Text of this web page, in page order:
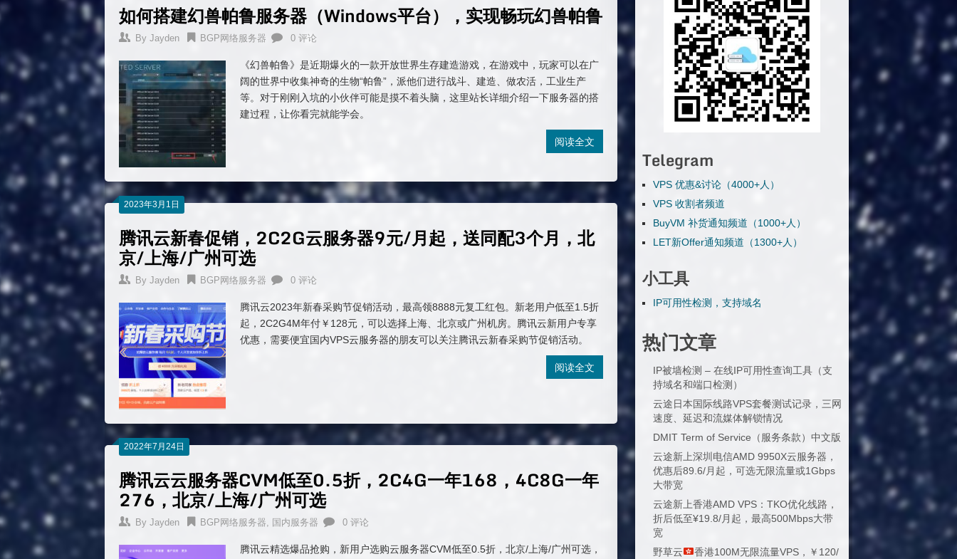
如何搭建幻兽帕鲁服务器（Windows平台），实现畅玩幻兽帕鲁
By Jayden BGP网络服务器 0 评论
《幻兽帕鲁》是近期爆火的一款开放世界生存建造游戏，在游戏中，玩家可以在广
阔的世界中收集神奇的生物“帕鲁”，派他们进行战斗、建造、做农活，工业生产
等。对于刚刚入坑的小伙伴可能是摸不着头脑，这里站长详细介绍一下服务器的搭
建过程，让你看完就能学会。
阅读全文
2023年3月1日
腾讯云新春促销，2C2G云服务器9元/月起，送同配3个月，北
京/上海/广州可选
By Jayden BGP网络服务器 0 评论
腾讯云2023年新春采购节促销活动，最高领8888元复工红包。新老用户低至1.5折
起，2C2G4M年付￥128元，可以选择上海、北京或广州机房。腾讯云新用户专享
优惠，需要便宜国内VPS云服务器的朋友可以关注腾讯云新春采购节促销活动。
阅读全文
2022年7月24日
腾讯云云服务器CVM低至0.5折，2C4G一年168，4C8G一年
276，北京/上海/广州可选
By Jayden BGP网络服务器, 国内服务器 0 评论
腾讯云精选爆品抢购，新用户选购云服务器CVM低至0.5折，北京/上海/广州可选，
Telegram
VPS 优惠&讨论（4000+人）
VPS 收割者频道
BuyVM 补货通知频道（1000+人）
LET新Offer通知频道（1300+人）
小工具
IP可用性检测，支持域名
热门文章
IP被墙检测 – 在线IP可用性查询工具（支
持域名和端口检测）
云途日本国际线路VPS套餐测试记录，三网
速度、延迟和流媒体解锁情况
DMIT Term of Service（服务条款）中文版
云途新上深圳电信AMD 9950X云服务器，
优惠后89.6/月起，可选无限流量或1Gbps
大带宽
云途新上香港AMD VPS：TKO优化线路，
折后低至¥19.8/月起，最高500Mbps大带
宽
野草云
香港100M无限流量VPS，￥120/